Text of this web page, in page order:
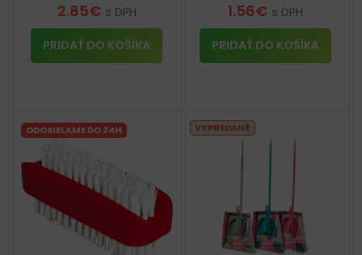
2.85€ s DPH
PRIDAŤ DO KOŠÍKA
1.56€ s DPH
PRIDAŤ DO KOŠÍKA
ODOSIELAME DO 24H VYPREDANÉ